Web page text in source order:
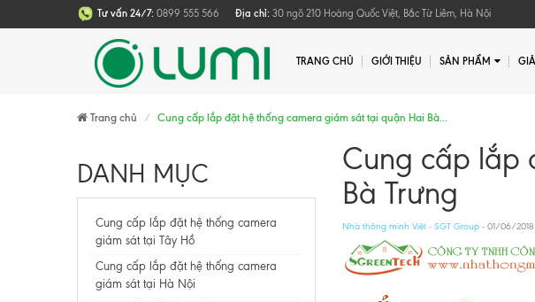
Tư vấn 24/7: 0899 555 566 Địa chỉ: 30 ngõ 210 Hoàng Quốc Việt, Bắc Từ Liêm, Hà Nội
TRANG CHỦ GIỚI THIỆU SẢN PHẨM
Trang chủ Cung cấp lắp đặt hệ thống camera giám sát tại quận Hai Bà...
DANH MỤC
Cung cấp lắp đặt hệ thống camera
giám sát tại Tây Hồ
Cung cấp lắp đặt hệ thống camera
giám sát tại Hà Nội
Cung cấp lắp
Bà Trưng
Nhà thông minh Việt - SGT Group - 01/06/